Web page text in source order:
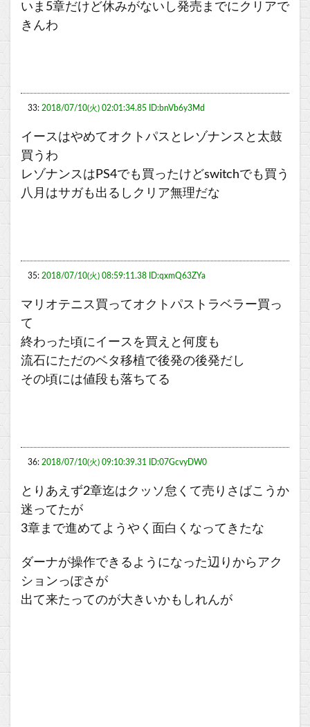
いま5章だけど休みがないし発売までにクリアで
きんわ
33: 2018/07/10(火) 02:01:34.85 ID:bnVb6y3Md
イースはやめてオクトパスとレゾナンスと太鼓
買うわ
レゾナンスはPS4でも買ったけどswitchでも買う
八月はサガも出るしクリア無理だな
35: 2018/07/10(火) 08:59:11.38 ID:qxmQ63ZYa
マリオテニス買ってオクトパストラベラー買っ
て
終わった頃にイースを買えと何度も
流石にただのベタ移植で後発の後発だし
その頃には値段も落ちてる
36: 2018/07/10(火) 09:10:39.31 ID:07GcvyDW0
とりあえず2章迄はクッソ怠くて売りさばこうか
迷ってたが
3章まで進めてようやく面白くなってきたな
ダーナが操作できるようになった辺りからアク
ションっぽさが
出て来たってのが大きいかもしれんが